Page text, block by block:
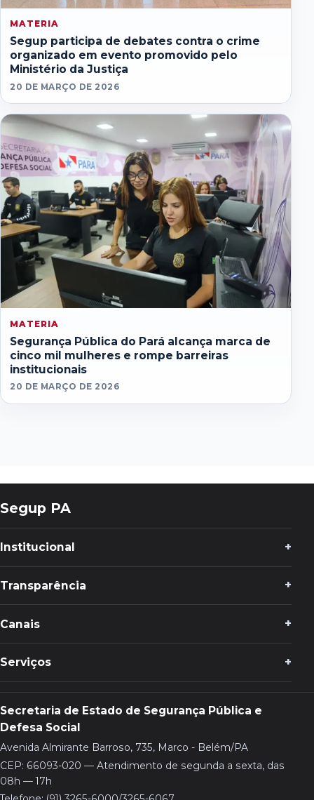
MATERIA
Segup participa de debates contra o crime
organizado em evento promovido pelo
Ministério da Justiça
20 DE MARÇO DE 2026
MATERIA
Segurança Pública do Pará alcança marca de
cinco mil mulheres e rompe barreiras
institucionais
20 DE MARÇO DE 2026
Segup PA
Institucional
Transparência
Canais
Serviços
Secretaria de Estado de Segurança Pública e
Defesa Social
Avenida Almirante Barroso, 735, Marco - Belém/PA
CEP: 66093-020 — Atendimento de segunda a sexta, das
08h — 17h